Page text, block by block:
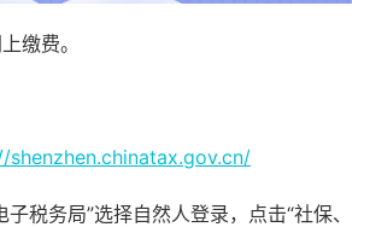
缴费。
shenzhen.chinatax.gov.cn/
子税务局”选择自然人登录，点击“社保、